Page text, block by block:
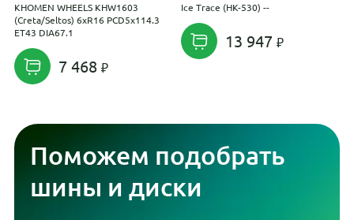
KHOMEN WHEELS KHW1603
(Creta/Seltos) 6xR16 PCD5x114.3
ET43 DIA67.1
7 468
Ice Trace (HK-530) --
13 947
Поможем подобрать
шины и диски